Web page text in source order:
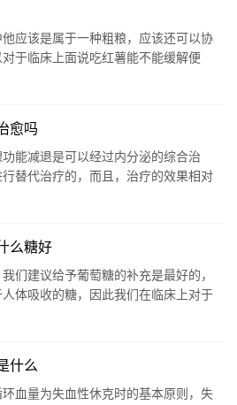
应该是属于一种粗粮，应该还可以协
于临床上面说吃红薯能不能缓解便
食物都不能过量，过量会适得其反。
愈吗
能减退是可以经过内分泌的综合治
替代治疗的，而且，治疗的效果相对
能够恢复到正常的生活状态，对于甲
么糖好
们建议给予葡萄糖的补充是最好的，
体吸收的糖，因此我们在临床上对于
时的给予葡萄糖的补充的，而如果低
什么
血量为失血性休克时的基本原则，失